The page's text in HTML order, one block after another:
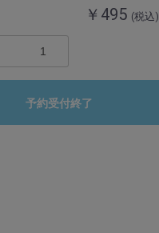
￥495 (税込)
予約受付終了